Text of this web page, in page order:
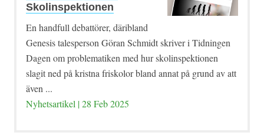
Skolinspektionen
En handfull debattörer, däribland
Genesis talesperson Göran Schmidt skriver i Tidningen
Dagen om problematiken med hur skolinspektionen
slagit ned på kristna friskolor bland annat på grund av att
även ...
Nyhetsartikel | 28 Feb 2025